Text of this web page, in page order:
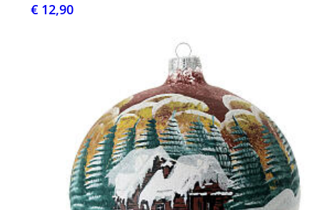
€ 12,90